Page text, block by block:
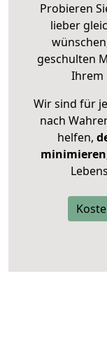
Probieren
lieber
geschulten
Ihrem
Wir sind für
nach
helfen,
minimieren